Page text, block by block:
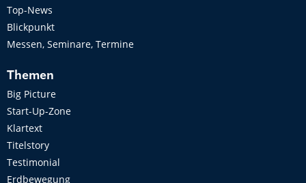
Top-News
Blickpunkt
Messen, Seminare, Termine
Themen
Big Picture
Start-Up-Zone
Klartext
Titelstory
Testimonial
Erdbewegung